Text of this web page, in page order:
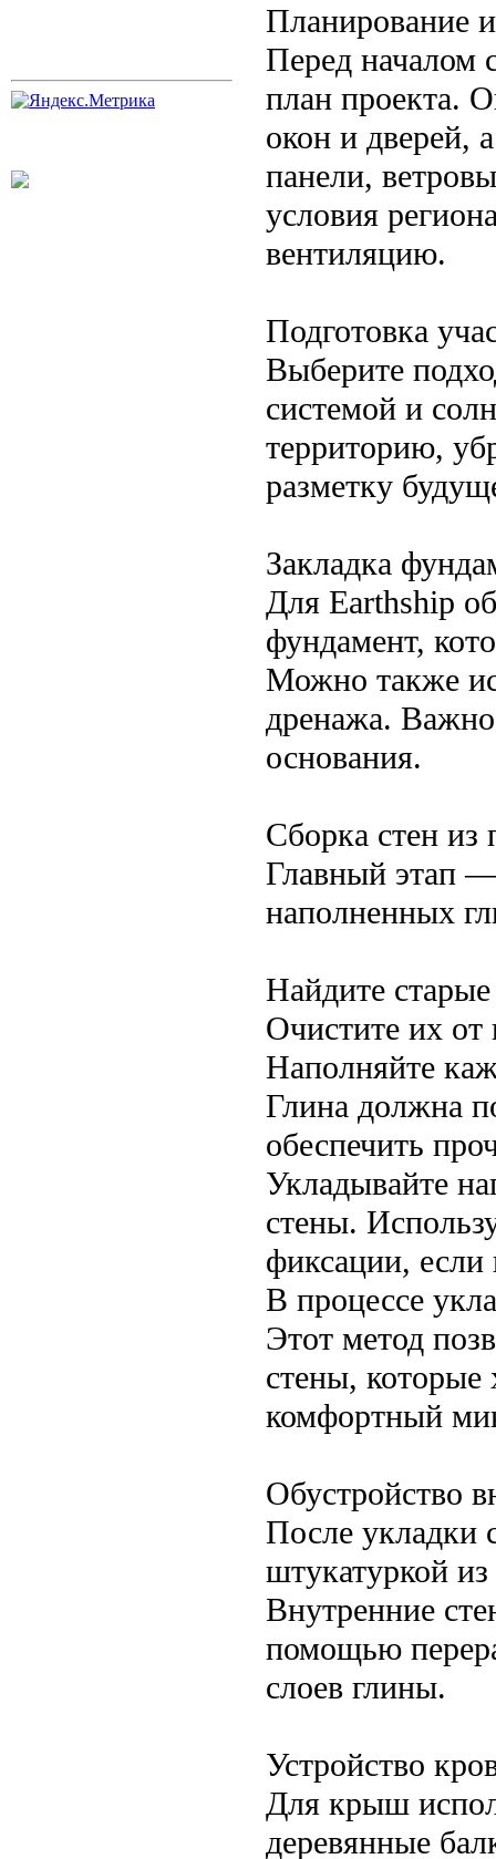
Планирование
Перед началом
план проекта.
окон и дверей,
панели,
условия
вентиляцию.
Подготовка
Выберите
системой и
территорию,
разметку
Закладка
Для Earthship
фундамент,
Можно также
дренажа. Важно
основания.
Сборка стен
Главный этап
наполненных
Найдите
Очистите их от
Наполняйте
Глина должна
обеспечить
Укладывайте
стены.
фиксации, если
В процессе
Этот метод
стены,
комфортный
Обустройство
После укладки
штукатуркой
Внутренние
помощью
слоев глины.
Устройство
Для крыш
деревянные